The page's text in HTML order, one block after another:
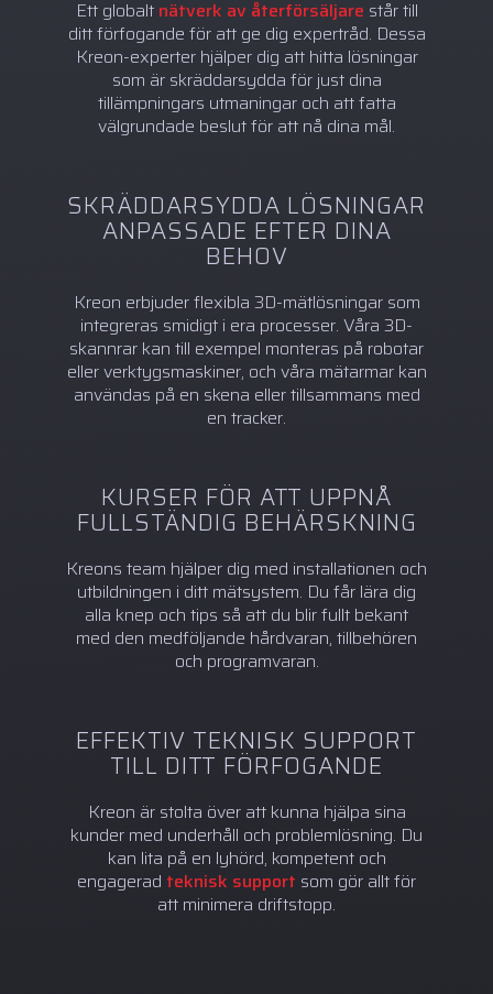
Ett globalt nätverk av återförsäljare står till
ditt förfogande för att ge dig expertråd. Dessa
Kreon-experter hjälper dig att hitta lösningar
som är skräddarsydda för just dina
tillämpningars utmaningar och att fatta
välgrundade beslut för att nå dina mål.
SKRÄDDARSYDDA LÖSNINGAR
ANPASSADE EFTER DINA
BEHOV
Kreon erbjuder flexibla 3D-mätlösningar som
integreras smidigt i era processer. Våra 3D-
skannrar kan till exempel monteras på robotar
eller verktygsmaskiner, och våra mätarmar kan
användas på en skena eller tillsammans med
en tracker.
KURSER FÖR ATT UPPNÅ
FULLSTÄNDIG BEHÄRSKNING
Kreons team hjälper dig med installationen och
utbildningen i ditt mätsystem. Du får lära dig
alla knep och tips så att du blir fullt bekant
med den medföljande hårdvaran, tillbehören
och programvaran.
EFFEKTIV TEKNISK SUPPORT
TILL DITT FÖRFOGANDE
Kreon är stolta över att kunna hjälpa sina
kunder med underhåll och problemlösning. Du
kan lita på en lyhörd, kompetent och
engagerad teknisk support som gör allt för
att minimera driftstopp.